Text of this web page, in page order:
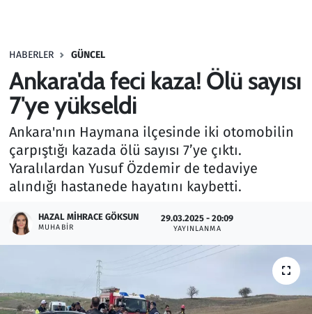
HABERLER GÜNCEL
Ankara'da feci kaza! Ölü sayısı
7'ye yükseldi
Ankara'nın Haymana ilçesinde iki otomobilin
çarpıştığı kazada ölü sayısı 7’ye çıktı.
Yaralılardan Yusuf Özdemir de tedaviye
alındığı hastanede hayatını kaybetti.
HAZAL MIHRACE GÖKSUN
MUHABIR
29.03.2025 - 20:09
YAYINLANMA
Haber
Kültür Sanat
Kurumsal Haberler
Lezzet Durağı
Ramazan